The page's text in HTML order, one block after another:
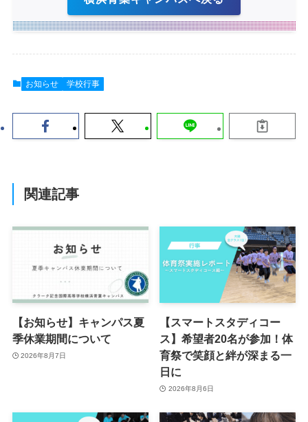
お知らせ 学校行事
関連記事
【お知らせ】キャンパス夏
季休業期間について
2026年8月7日
【スマートスタディコー
ス】希望者20名が参加！体
育祭で笑顔と絆が深まる一
日に
2026年8月6日